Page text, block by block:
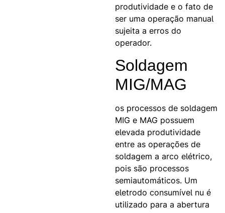
produtividade e o fato de
ser uma operação manual
sujeita a erros do
operador.
Soldagem
MIG/MAG
os processos de soldagem
MIG e MAG possuem
elevada produtividade
entre as operações de
soldagem a arco elétrico,
pois são processos
semiautomáticos. Um
eletrodo consumível nu é
utilizado para a abertura